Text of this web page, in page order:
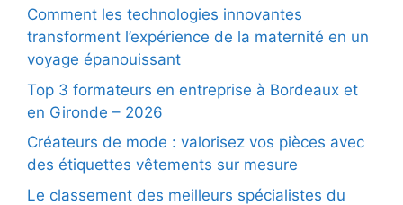
Comment les technologies innovantes
transforment l’expérience de la maternité en un
voyage épanouissant
Top 3 formateurs en entreprise à Bordeaux et
en Gironde – 2026
Créateurs de mode : valorisez vos pièces avec
des étiquettes vêtements sur mesure
Le classement des meilleurs spécialistes du